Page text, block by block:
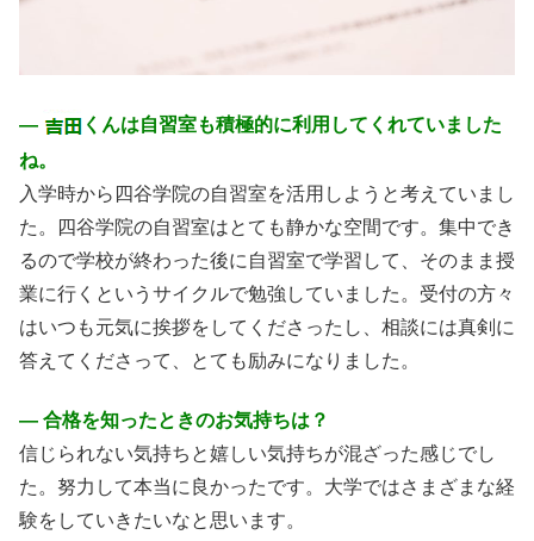
―
くんは自習室も積極的に利用してくれていました
ね。
入学時から四谷学院の自習室を活用しようと考えていまし
た。四谷学院の自習室はとても静かな空間です。集中でき
るので学校が終わった後に自習室で学習して、そのまま授
業に行くというサイクルで勉強していました。受付の方々
はいつも元気に挨拶をしてくださったし、相談には真剣に
答えてくださって、とても励みになりました。
― 合格を知ったときのお気持ちは？
信じられない気持ちと嬉しい気持ちが混ざった感じでし
た。努力して本当に良かったです。大学ではさまざまな経
験をしていきたいなと思います。